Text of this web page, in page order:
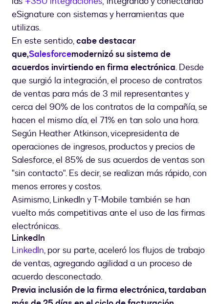
eSignature con sistemas y herramientas que
utilizas.
En este sentido,cabe destacar
que,Salesforcemodernizó su sistema de
acuerdos invirtiendo en firma electrónica. Desde
que surgió la integración, el proceso de contratos
de ventas para más de 3 mil representantes y
cerca del 90% de los contratos de la compañía, se
hacen el mismo día, el 71% en tan solo una hora.
Según Heather Atkinson, vicepresidenta de
operaciones de ingresos, productos y precios de
Salesforce, el 85% de sus acuerdos de ventas son
"sin contacto". Es decir, se realizan más rápido, con
menos errores y costos.
Asimismo, LinkedIn y T-Mobile también se han
vuelto más competitivas ante el uso de las firmas
electrónicas.
LinkedIn
LinkedIn, por su parte, aceleró los flujos de trabajo
de ventas, agregando agilidad a un proceso de
acuerdo desconectado.
Previa inclusión de la firma electrónica, tardaban